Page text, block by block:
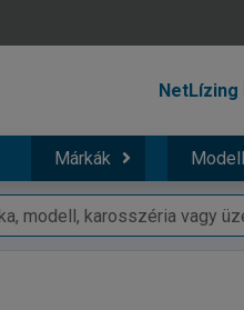
NetLízing
Márkák Modell